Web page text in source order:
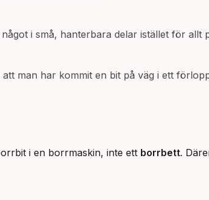
i små, hanterbara delar istället för allt
man har kommit en bit på väg i ett
i en borrmaskin, inte ett borrbett.